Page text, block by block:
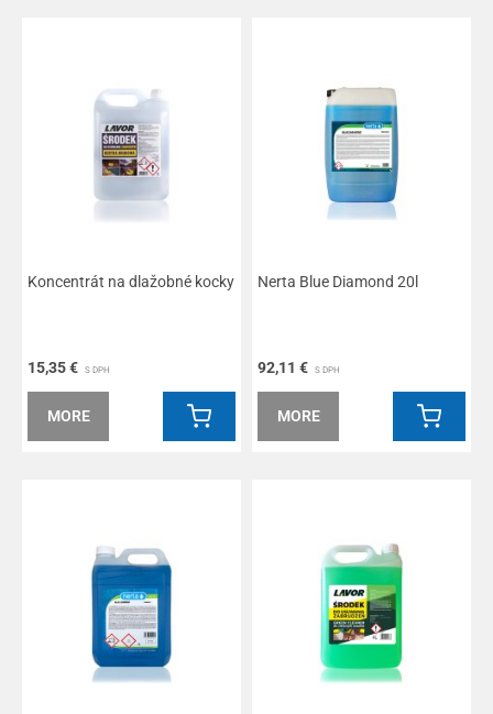
Koncentrát na dlažobné kocky
15,35 € S DPH
MORE
Nerta Blue Diamond 20l
92,11 € S DPH
MORE